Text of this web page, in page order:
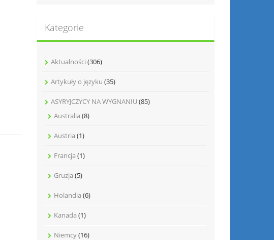
Kategorie
Aktualności (306)
Artykuły o języku (35)
ASYRYJCZYCY NA WYGNANIU(85)
Australia (8)
Austria (1)
Francja (1)
Gruzja (5)
Holandia (6)
Kanada (1)
Niemcy(16)